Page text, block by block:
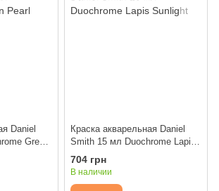
Daniel
Green
Краска акварельная Daniel
Smith 15 мл Duochrome Lapis
Sunlight
704 грн
В наличии